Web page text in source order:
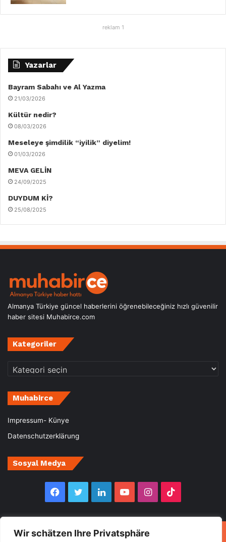
Wir schätzen Ihre Privatsphäre
reklam 1
Yazarlar
Bayram Sabahı ve Al Yazma
21/03/2026
Kültür nedir?
08/03/2026
Meseleye şimdilik “iyilik” diyelim!
01/03/2026
MEVA GELİN
24/09/2025
DUYDUM Kİ?
25/08/2025
Almanya Türkiye güncel haberlerini öğrenebileceğiniz hızlı güvenilir
haber sitesi Muhabirce.com
Kategoriler
Kategoriler
Muhabirce
Impressum- Künye
Datenschutzerklärung
Sosyal Medya
Facebook
TwitterLinkedInYouTubeInstagram
© Copyright 2026, All Rights Reserved Muhabirce